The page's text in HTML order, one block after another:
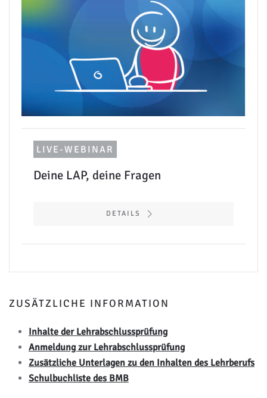
LIVE-WEBINAR
Deine LAP, deine Fragen
DETAILS
ZUSÄTZLICHE INFORMATION
Inhalte der Lehrabschlussprüfung
Anmeldung zur Lehrabschlussprüfung
Zusätzliche Unterlagen zu den Inhalten des Lehrberufs
Schulbuchliste des BMB